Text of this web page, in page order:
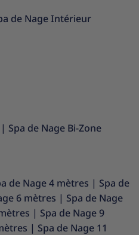
de Nage Intérieur
| Spa de Nage Bi-Zone
de Nage 4 mètres | Spa de
6 mètres | Spa de Nage
| Spa de Nage 9
| Spa de Nage 11